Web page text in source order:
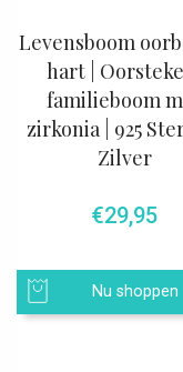
Levensboom
hart |
familieboom
zirkonia | 925
Zilver
€29,95
Nu shoppen